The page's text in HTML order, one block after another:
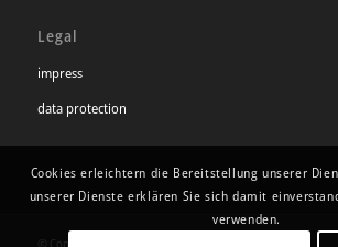
Legal
impress
data protection
© Copyright 2024 - CLP Rechtsanwälte
Cookies erleichtern die Bereitstellung unserer
unserer Dienste erklären Sie sich damit
verwenden.